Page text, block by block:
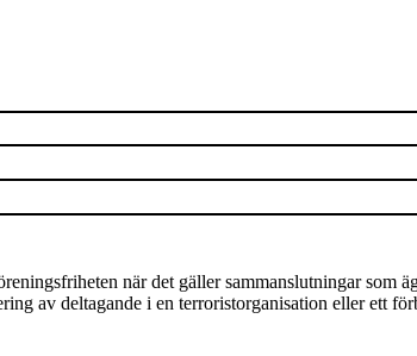
när det gäller sammanslutningar som
av deltagande i en terroristorganisation eller ett